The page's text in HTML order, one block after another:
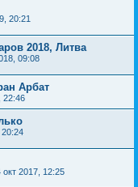
20:21
2018, Литва
09:08
Арбат
22:46
окт 2017, 12:25